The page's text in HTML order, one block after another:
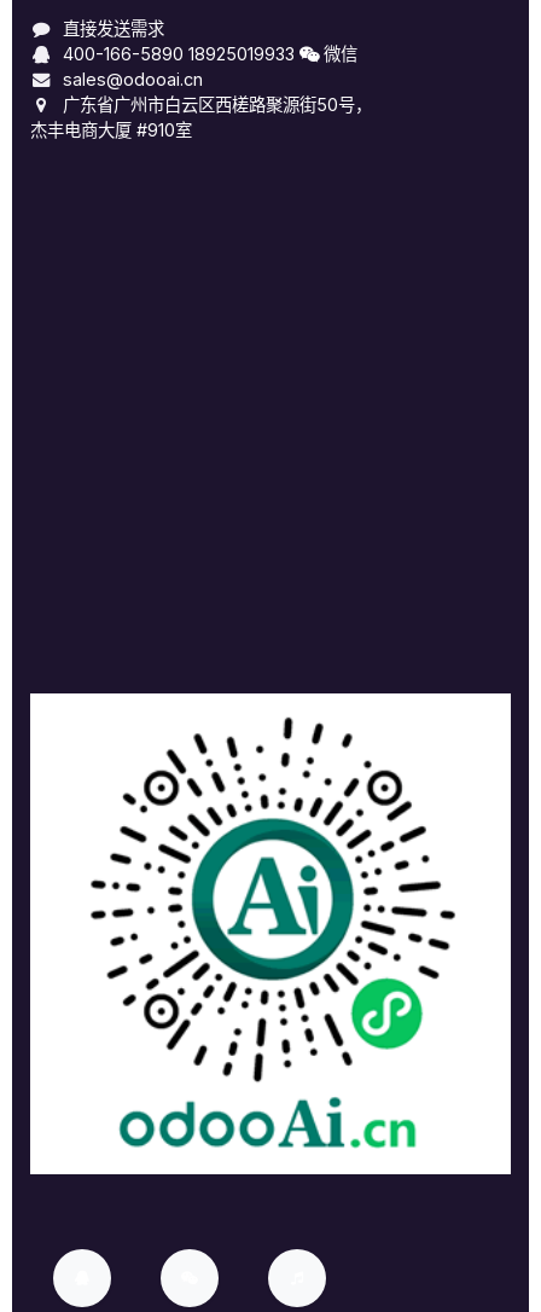
直接发送需求
400-166-5890 18925019933
微信
sales@odooai.cn
广东省广州市白云区西槎路聚源街50号，
杰丰电商大厦 #910室